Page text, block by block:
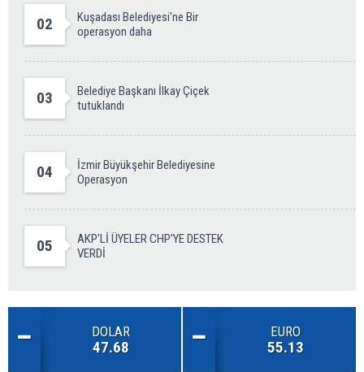
02
Kuşadası Belediyesi'ne Bir
operasyon daha
03
Belediye Başkanı İlkay Çiçek
tutuklandı
04
İzmir Büyükşehir Belediyesine
Operasyon
05
AKP'Lİ ÜYELER CHP’YE DESTEK
VERDİ
DOLAR
47.68
EURO
55.13